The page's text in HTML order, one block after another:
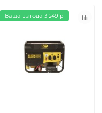
Ваша выгода 3 249 р